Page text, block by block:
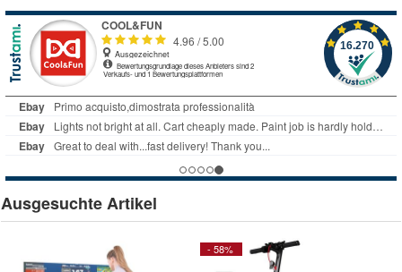
Ausgesuchte Artikel
- 58%